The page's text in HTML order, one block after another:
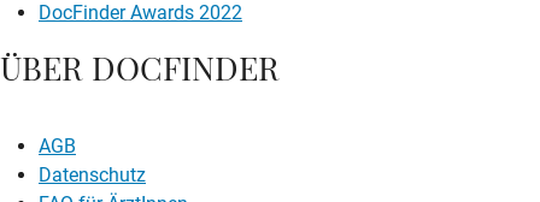
DocFinder Awards 2022
ÜBER DOCFINDER
AGB
Datenschutz